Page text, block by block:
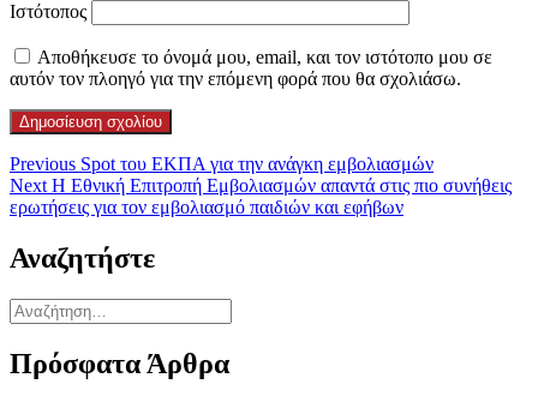
Ιστότοπος
Αποθήκευσε το όνομά μου, email, και τον ιστότοπο μου σε
αυτόν τον πλοηγό για την επόμενη φορά που θα σχολιάσω.
Previous Spot του ΕΚΠΑ για την ανάγκη εμβολιασμών
Next H Εθνική Επιτροπή Εμβολιασμών απαντά στις πιο συνήθεις
ερωτήσεις για τον εμβολιασμό παιδιών και εφήβων
Αναζητήστε
Πρόσφατα Άρθρα